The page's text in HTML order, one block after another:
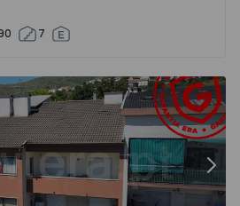
7
Covilhã e Canhoso - 1497806 -